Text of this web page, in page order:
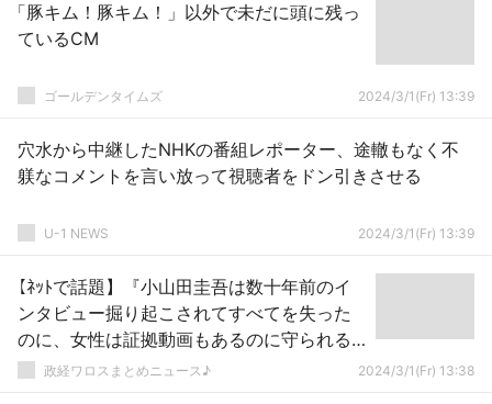
「豚キム！豚キム！」以外で未だに頭に残っ
ているCM
ゴールデンタイムズ 2024/3/1(Fr) 13:39
穴水から中継したNHKの番組レポーター、途轍もなく不
躾なコメントを言い放って視聴者をドン引きさせる
U-1 NEWS 2024/3/1(Fr) 13:39
【ﾈｯﾄで話題】『小山田圭吾は数十年前のイ
ンタビュー掘り起こされてすべてを失った
のに、女性は証拠動画もあるのに守られる
の？』 → ｗｗｗｗｗｗｗｗｗｗｗｗｗｗｗ
政経ワロスまとめニュース♪ 2024/3/1(Fr) 13:38